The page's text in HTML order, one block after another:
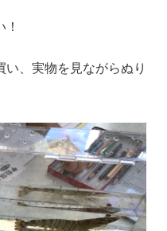
、実物を見ながらぬり